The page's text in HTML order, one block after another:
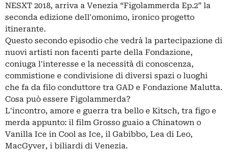
NESXT 2018, arriva a Venezia “Figolammerda Ep.2” la
seconda edizione dell'omonimo, ironico progetto
itinerante.
Questo secondo episodio che vedrà la partecipazione di
nuovi artisti non facenti parte della Fondazione,
coniuga l'interesse e la necessità di conoscenza,
commistione e condivisione di diversi spazi o luoghi
che fa da filo conduttore tra GAD e Fondazione Malutta.
Cosa può essere Figolammerda?
L'incontro, amore e guerra tra bello e Kitsch, tra figo e
merda appunto: il film Grosso guaio a Chinatown o
Vanilla Ice in Cool as Ice, il Gabibbo, Lea di Leo,
MacGyver, i biliardi di Venezia.